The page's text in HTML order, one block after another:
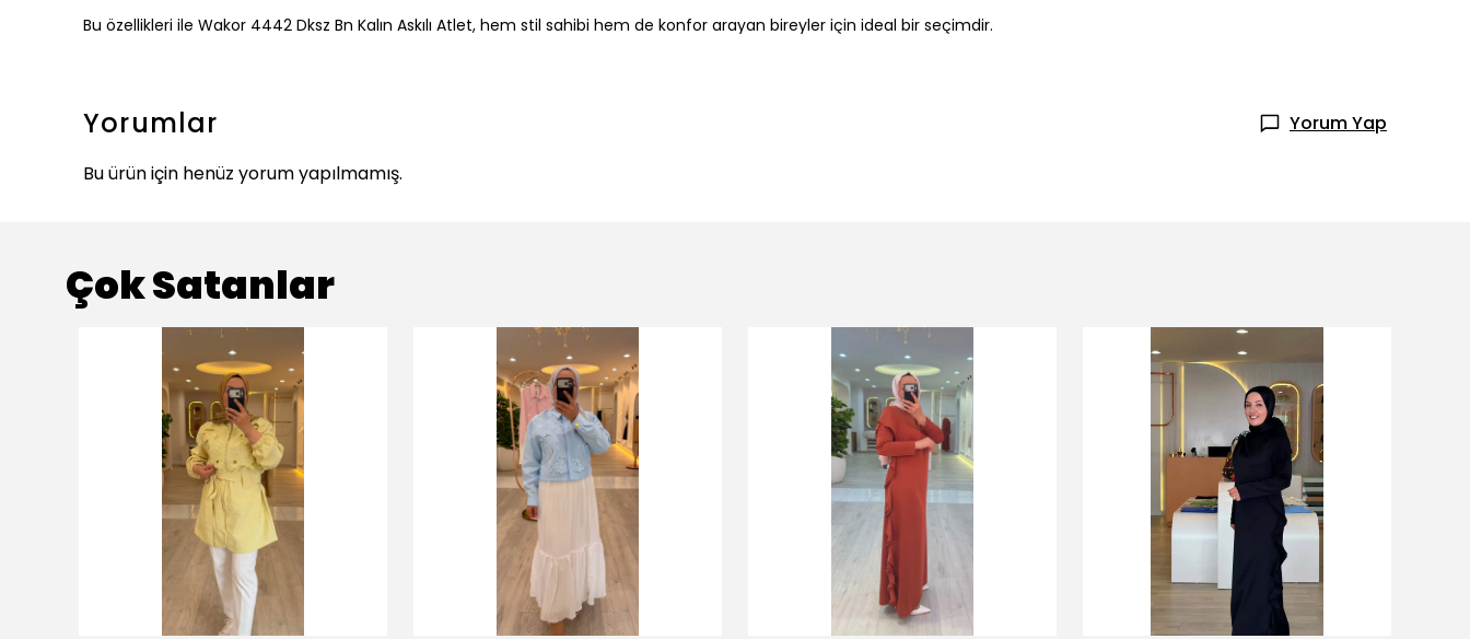
Bu özellikleri ile Wakor 4442 Dksz Bn Kalın Askılı Atlet, hem stil sahibi hem de konfor arayan bireyler için ideal bir seçimdir.
Yorumlar
Yorum Yap
Bu ürün için henüz yorum yapılmamış.
Çok Satanlar